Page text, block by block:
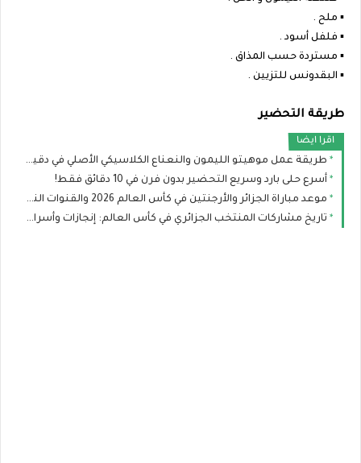
▪︎ ملح .
▪︎ فلفل أسود .
▪︎ مستردة حسب المذاق .
▪︎ البقدونس للتزيين .
طريقة التحضير
اقرا ايضا
طريقة عمل موهيتو الليمون والنعناع الكلاسيكي الأصلي في دقيقتين
أسرع حلى بارد وسريع التحضير بدون فرن في 10 دقائق فقط!
موعد مباراة الجزائر والأرجنتين في كأس العالم 2026 والقنوات الناقلة والتشكيل المتوقع
تاريخ مشاركات المنتخب الجزائري في كأس العالم: إنجازات وأسرار لا تعرفها عن محاربي الصحراء